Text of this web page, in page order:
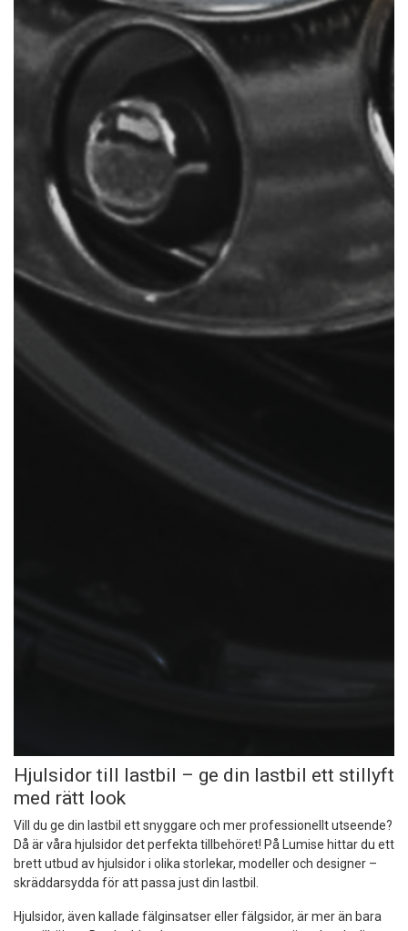
Hjulsidor till lastbil – ge din lastbil ett stillyft
med rätt look
Vill du ge din lastbil ett snyggare och mer professionellt utseende?
Då är våra hjulsidor det perfekta tillbehöret! På Lumise hittar du ett
brett utbud av hjulsidor i olika storlekar, modeller och designer –
skräddarsydda för att passa just din lastbil.
Hjulsidor, även kallade fälginsatser eller fälgsidor, är mer än bara